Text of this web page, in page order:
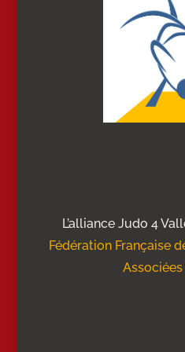
L’alliance Judo 4
Fédération Française
Associées